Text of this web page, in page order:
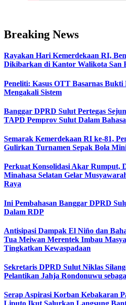
Breaking News
Rayakan Hari Kemerdekaan RI,
Dikibarkan di Kantor Walikota San
Peneliti: Kasus OTT Basarnas
Mengakali Sistem
Banggar DPRD Sulut Pertegas
TAPD Pemprov Sulut Dalam
Semarak Kemerdekaan RI ke-81,
Gulirkan Turnamen Sepak Bola
Perkuat Konsolidasi Akar Rumput,
Minahasa Selatan Gelar
Raya
Ini Pembahasan Banggar DPRD
Dalam RDP
Antisipasi Dampak El Niño dan
Tua Meiwan Merentek Imbau
Tingkatkan Kewaspadaan
Sekretaris DPRD Sulut Niklas
Pelantikan Jahja Rondonuwu
Serap Aspirasi Korban Kebakaran